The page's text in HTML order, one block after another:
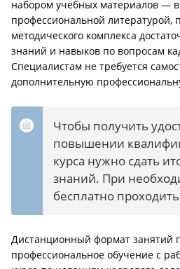
набором учебных материалов —
профессиональной литературой,
методического комплекса
знаний и навыков по вопросам
Специалистам не требуется
дополнительную
Чтобы получить
повышении
курса нужно сдать
знаний. При
бесплатно
Дистанционный формат занятий
профессиональное обучение с